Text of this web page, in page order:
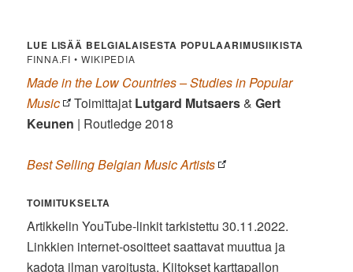
LUE LISÄÄ BELGIALAISESTA POPULAARIMUSIIKISTA
FINNA.FI • WIKIPEDIA
Made in the Low Countries – Studies in Popular
Music
Toimittajat Lutgard Mutsaers&Gert
Keunen | Routledge 2018
Best Selling Belgian Music Artists
TOIMITUKSELTA
Artikkelin YouTube-linkit tarkistettu 30.11.2022.
Linkkien internet-osoitteet saattavat muuttua ja
kadota ilman varoitusta. Kiitokset karttapallon